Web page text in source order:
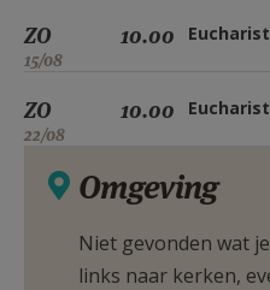
ZO
15/08
10.00
ZO
22/08
10.00
Omgeving
Niet gevonden wat
links naar kerken,